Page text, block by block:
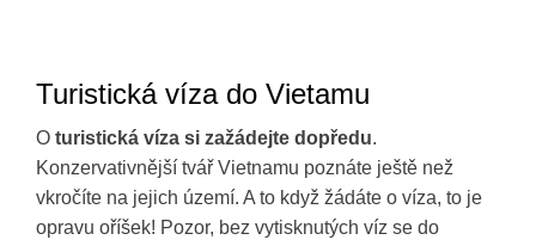
Turistická víza do Vietamu
O turistická víza si zažádejte dopředu.
Konzervativnější tvář Vietnamu poznáte ještě než
vkročíte na jejich území. A to když žádáte o víza, to je
opravu oříšek! Pozor, bez vytisknutých víz se do